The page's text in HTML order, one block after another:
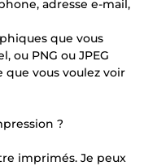
adresse e-mail,
que vous
ou PNG ou JPEG
vous voulez voir
?
imprimés. Je peux